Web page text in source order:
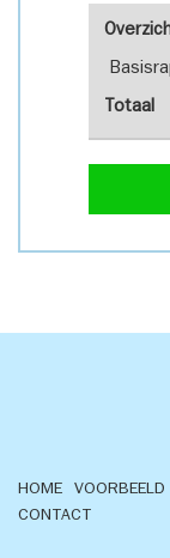
Totaal
HOME VOORBEELD
CONTACT